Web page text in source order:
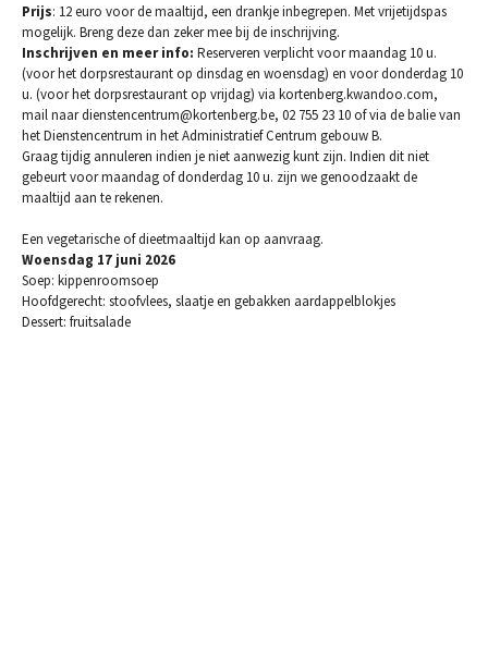
Prijs: 12 euro voor de maaltijd, een drankje inbegrepen. Met vrijetijdspas
mogelijk. Breng deze dan zeker mee bij de inschrijving.
Inschrijven en meer info: Reserveren verplicht voor maandag 10 u.
(voor het dorpsrestaurant op dinsdag en woensdag) en voor donderdag 10
u. (voor het dorpsrestaurant op vrijdag) via kortenberg.kwandoo.com,
mail naar dienstencentrum@kortenberg.be, 02 755 23 10 of via de balie van
het Dienstencentrum in het Administratief Centrum gebouw B.
Graag tijdig annuleren indien je niet aanwezig kunt zijn. Indien dit niet
gebeurt voor maandag of donderdag 10 u. zijn we genoodzaakt de
maaltijd aan te rekenen.
Een vegetarische of dieetmaaltijd kan op aanvraag.
Woensdag 17 juni 2026
Soep: kippenroomsoep
Hoofdgerecht: stoofvlees, slaatje en gebakken aardappelblokjes
Dessert: fruitsalade